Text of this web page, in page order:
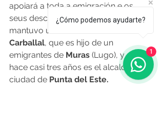
apoiará a toda a emigración e os
seus descendentes». Rivo también
mantuvo un encuentro con
Carballal, que es hijo de un
emigrantes de Muras (Lugo), y desde
hace casi tres años es el alcalde de la
ciudad de Punta del Este.
¿Cómo podemos ayudarte?
1